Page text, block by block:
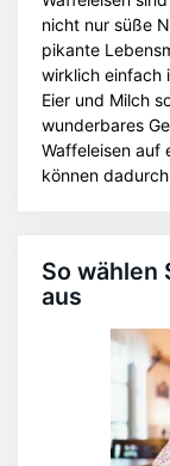
nicht nur süße
pikante
wirklich einfach
Eier und Milch
wunderbares
Waffeleisen auf
können
So wählen
aus